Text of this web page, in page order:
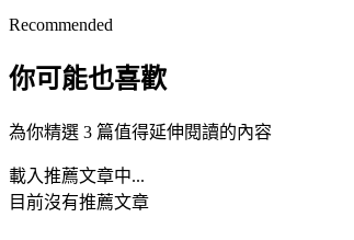
Recommended
你可能也喜歡
為你精選 3 篇值得延伸閱讀的內容
載入推薦文章中...
目前沒有推薦文章